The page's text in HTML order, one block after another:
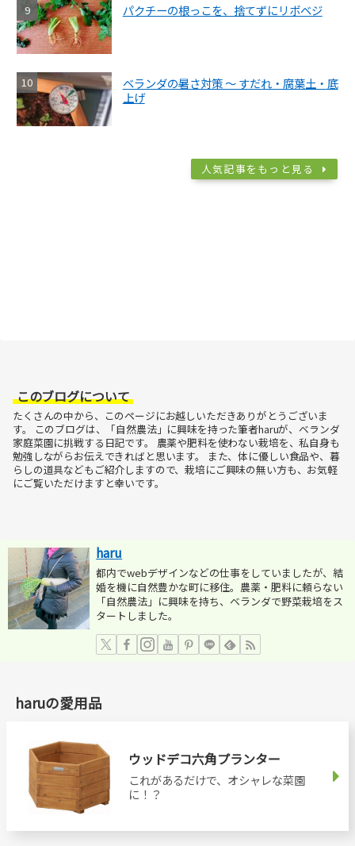
パクチーの根っこを、捨てずにリボベジ
ベランダの暑さ対策 ～ すだれ・腐葉土・底
上げ
人気記事をもっと見る
このブログについて
たくさんの中から、このページにお越しいただきありがとうございま
す。
このブログは、「自然農法」に興味を持った筆者haruが、ベランダ
家庭菜園に挑戦する日記です。
農薬や肥料を使わない栽培を、私自身も
勉強しながらお伝えできればと思います。
また、体に優しい食品や、暮
らしの道具などもご紹介しますので、栽培にご興味の無い方も、お気軽
にご覧いただけますと幸いです。
haru
都内でwebデザインなどの仕事をしていましたが、結
婚を機に自然豊かな町に移住。農薬・肥料に頼らない
「自然農法」に興味を持ち、ベランダで野菜栽培をス
タートしました。
haruの愛用品
ウッドデコ六角プランター
これがあるだけで、オシャレな菜園
に！？